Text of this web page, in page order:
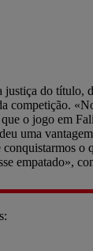
justiça do título,
competição.
o jogo em
uma
conquistarmos o
empatado»,